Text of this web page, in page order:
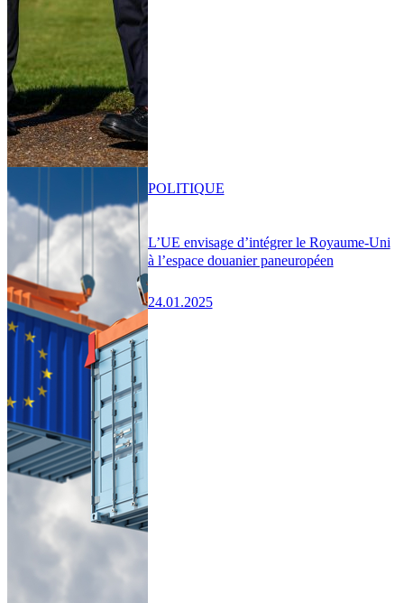
L’UE envisage d’intégrer le Royaume-Uni
à l’espace douanier paneuropéen
24.01.2025
POLITIQUE